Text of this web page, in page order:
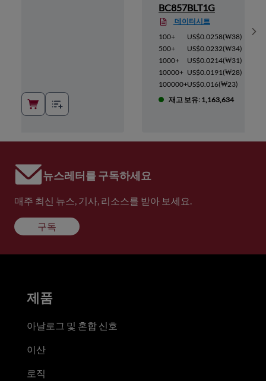
BC857BLT1G
데이터시트
100+
US$0.0258(₩38)
500+
US$0.0232(₩34)
1000+
US$0.0214(₩31)
10000+ US$0.0191(₩28)
100000+US$0.016(₩23)
재고 보유: 1,163,634
뉴스레터를 구독하세요
매주 최신 뉴스, 기사, 리소스를 받아 보세요.
구독
제품
아날로그 및 혼합 신호
이산
로직